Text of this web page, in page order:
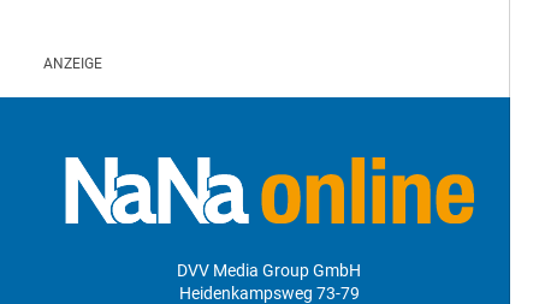
DVV Media Group GmbH
Heidenkampsweg 73-79